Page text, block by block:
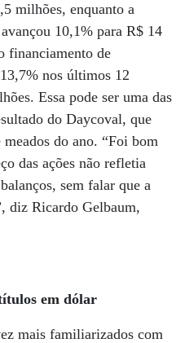
milhões, enquanto a
10,1% para R$ 14
financiamento de
nos últimos 12
Essa pode ser uma das
do Daycoval, que
do ano. “Foi bom
das ações não refletia
sem falar que a
diz Ricardo Gelbaum,
em dólar
mais familiarizados com